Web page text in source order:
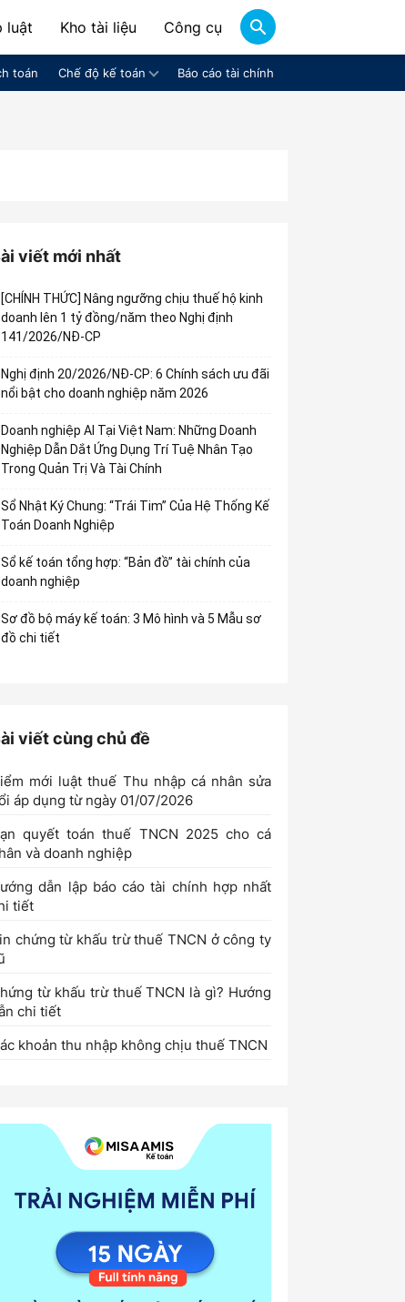
luật Kho tài liệu Công cụ
toán Chế độ kế toán Báo cáo tài chính
viết mới nhất
[CHÍNH THỨC] Nâng ngưỡng chịu thuế hộ kinh
doanh lên 1 tỷ đồng/năm theo Nghị định
141/2026/NĐ-CP
Nghị định 20/2026/NĐ-CP: 6 Chính sách ưu đãi
nổi bật cho doanh nghiệp năm 2026
Doanh nghiệp AI Tại Việt Nam: Những Doanh
Nghiệp Dẫn Dắt Ứng Dụng Trí Tuệ Nhân Tạo
Trong Quản Trị Và Tài Chính
Sổ Nhật Ký Chung: “Trái Tim” Của Hệ Thống Kế
Toán Doanh Nghiệp
Sổ kế toán tổng hợp: “Bản đồ” tài chính của
doanh nghiệp
Sơ đồ bộ máy kế toán: 3 Mô hình và 5 Mẫu sơ
đồ chi tiết
viết cùng chủ đề
mới luật thuế Thu nhập cá nhân sửa
áp dụng từ ngày 01/07/2026
quyết toán thuế TNCN 2025 cho cá
và doanh nghiệp
dẫn lập báo cáo tài chính hợp nhất
tiết
chứng từ khấu trừ thuế TNCN ở công ty
từ khấu trừ thuế TNCN là gì? Hướng
chi tiết
khoản thu nhập không chịu thuế TNCN